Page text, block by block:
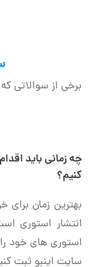
برخی از سوالاتی
چه زمانی باید
کنیم؟
بهترین زمان برای
انتشار استوری
استوری های خود
سایت اینبو ثبت